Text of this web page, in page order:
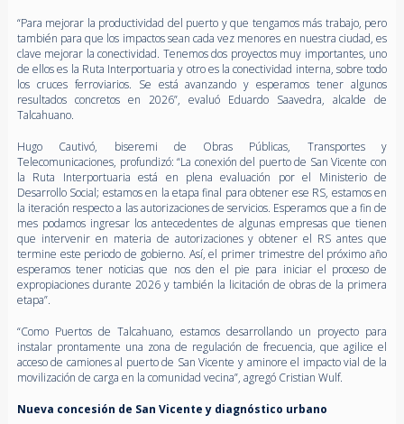
“Para mejorar la productividad del puerto y que tengamos más trabajo, pero
también para que los impactos sean cada vez menores en nuestra ciudad, es
clave mejorar la conectividad. Tenemos dos proyectos muy importantes, uno
de ellos es la Ruta Interportuaria y otro es la conectividad interna, sobre todo
los cruces ferroviarios. Se está avanzando y esperamos tener algunos
resultados concretos en 2026”, evaluó Eduardo Saavedra, alcalde de
Talcahuano.
Hugo Cautivó, biseremi de Obras Públicas, Transportes y
Telecomunicaciones, profundizó: “La conexión del puerto de San Vicente con
la Ruta Interportuaria está en plena evaluación por el Ministerio de
Desarrollo Social; estamos en la etapa final para obtener ese RS, estamos en
la iteración respecto a las autorizaciones de servicios. Esperamos que a fin de
mes podamos ingresar los antecedentes de algunas empresas que tienen
que intervenir en materia de autorizaciones y obtener el RS antes que
termine este periodo de gobierno. Así, el primer trimestre del próximo año
esperamos tener noticias que nos den el pie para iniciar el proceso de
expropiaciones durante 2026 y también la licitación de obras de la primera
etapa”.
“Como Puertos de Talcahuano, estamos desarrollando un proyecto para
instalar prontamente una zona de regulación de frecuencia, que agilice el
acceso de camiones al puerto de San Vicente y aminore el impacto vial de la
movilización de carga en la comunidad vecina”, agregó Cristian Wulf.
Nueva concesión de San Vicente y diagnóstico urbano